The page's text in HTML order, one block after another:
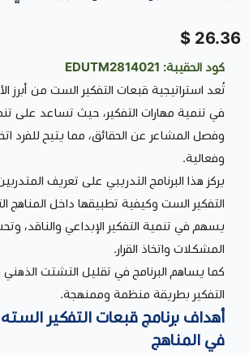
26.36 $
كود الحقيبة: EDUTM2814021
تُعد استراتيجية قبعات التفكير الست من أبرز
في تنمية مهارات التفكير، حيث تساعد على
وفصل المشاعر عن الحقائق، مما يتيح للفرد
وفعالية.
يركز هذا البرنامج التدريبي على تعريف
التفكير الست وكيفية تطبيقها داخل المناهج
يسهم في تنمية التفكير الإبداعي والناقد،
المشكلات واتخاذ القرار.
كما يساهم البرنامج في تقليل التشتت
التفكير بطريقة منظمة وممنهجة.
أهداف برنامج قبعات التفكير
في المناهج